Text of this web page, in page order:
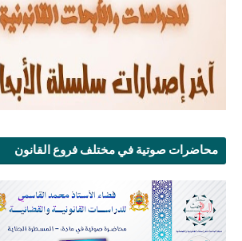
محاضرات صوتية في مختلف فروع القانون